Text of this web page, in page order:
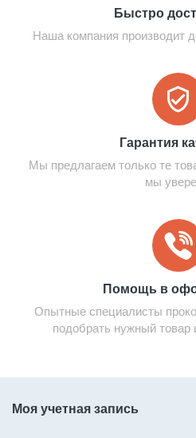
Быстро
Наша компания производит
Гарантия
Мы предлагаем только те
мы
Помощь в
Опытные специалисты
подобрать нужный товар
Моя учетная запись